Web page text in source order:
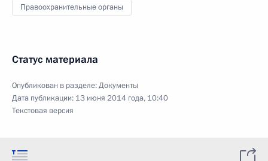
Правоохранительные органы
Статус материала
Опубликован в разделе:Документы
Дата публикации: 13 июня 2014 года, 10:40
Текстовая версия